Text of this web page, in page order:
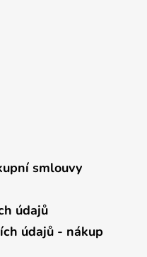
smlouvy
údajů
údajů - nákup